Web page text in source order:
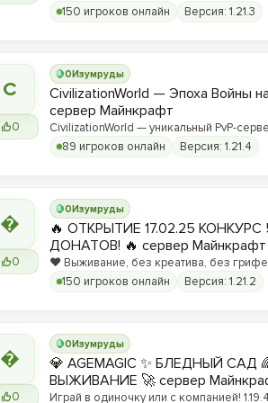
150 игроков онлайн
Версия: 1.21.3
C
0
0Изумруды
CivilizationWorld — Эпоха Войны
сервер Майнкрафт
CivilizationWorld — уникальный PvP-
Присоединяйся и стань частью
противостояния между Альвами и
89 игроков онлайн Версия: 1.21.4

0
0Изумруды
🔥 ОТКРЫТИЕ 17.02.25 КОНКУРС
ДОНАТОВ! 🔥 сервер Майнкрафт
❤️ Выживание, без креатива, без
вы любите! ❤️
150 игроков онлайн Версия: 1.21.2

0
0Изумруды
💎 AGEMAGIC ✨ БЛЕДНЫЙ САД
ВЫЖИВАНИЕ 🚀 сервер
Играй в одиночку или с компанией! 1.19.4